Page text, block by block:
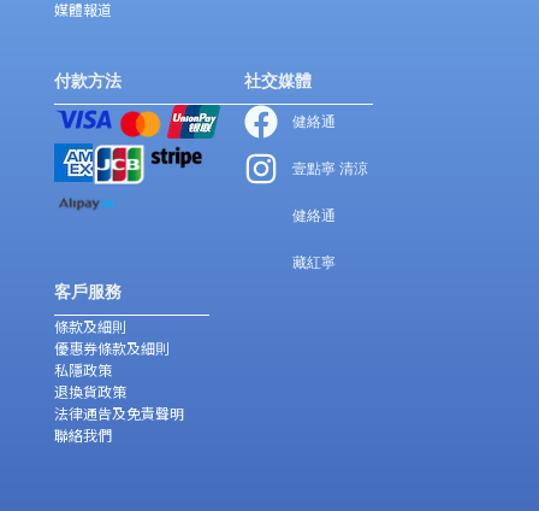
媒體報道
付款方法 社交媒體
健絡通
壹點寧 清涼
健絡通
藏紅寧
客戶服務
條款及細則
優惠券條款及細則
私隱政策
退換貨政策
法律通告及免責聲明
聯絡我們